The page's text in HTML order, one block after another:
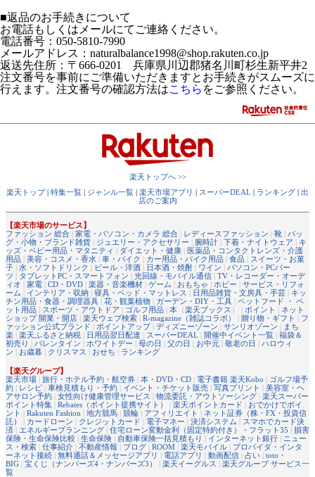
■返品のお手続きについて
お電話もしくはメールにてご連絡ください。
電話番号：050-5810-7990
メールアドレス：naturalbalance1998@shop.rakuten.co.jp
返送先住所：〒666-0201 兵庫県川辺郡猪名川町杉生新平井2
注文番号を事前にご準備いただきますとお手続きがスムーズに
行えます。注文番号の確認方法はこちら をご参照ください。
楽天トップへ >>
楽天トップ| 特集一覧 | ジャンル一覧 | 楽天市場アプリ | スーパーDEAL | ランキング | 出
店のご案内
【楽天市場のサービス】
ファッション 総合 | 家電・パソコン・カメラ 総合 | レディースファッション | 靴 | バッ
グ・小物・ブランド雑貨 | ジュエリー・アクセサリー | 腕時計 | 下着・ナイトウェア | キ
ッズ・ベビー用品・マタニティ | ダイエット・健康 | 医薬品・コンタクトレンズ・介護
用品 | 美容・コスメ・香水 | 車・バイク | カー用品・バイク用品 | 食品 | スイーツ・お菓
子 | 水・ソフトドリンク | ビール・洋酒 | 日本酒・焼酎 | ワイン | パソコン・PCパー
ツ | タブレットPC・スマートフォン | 光回線・モバイル通信 | TV・レコーダー・オーデ
ィオ | 家電 | CD・DVD | 楽器・音楽機材 | ゲーム | おもちゃ | ホビー | サービス・リフォ
ーム | インテリア・収納 | 寝具・ベッド・マットレス | 日用品雑貨・文房具・手芸 | キッ
チン用品・食器・調理器具 | 花・観葉植物 | ガーデン・DIY・工具 | ペットフード ・ ペ
ット用品 | スポーツ・アウトドア | ゴルフ用品 | 本 （楽天ブックス ） | ポイント | ネット
ショップ 開業・開店 | 楽天ウェブ検索 | R-magazine（雑誌コラボ） | 贈り物・ギフト | フ
ァッション公式ブランド | ポイントアップ| ディズニーゾーン | サンリオゾーン | まち
楽 | 楽天ふるさと納税 | 日用品翌日配達 | スーパーDEAL | 開催中イベント一覧 | 福袋＆
初売り | バレンタイン | ホワイトデー | 母の日 | 父の日 | お中元 | 敬老の日 | ハロウィ
ン | お歳暮 | クリスマス | おせち | ランキング
【楽天グループ】
楽天市場 | 旅行・ホテル予約・航空券 | 本・DVD・CD | 電子書籍 楽天Kobo | ゴルフ場予
約 | レシピ | 車検見積もり・予約 | イベント・チケット販売 | 写真プリント | 美容室・ヘ
アサロン予約 | 女性向け健康管理サービス | 物流委託・アウトソーシング | 楽天スーパー
ポイント特集 | Rebates（ポイント提携サイト） | 楽天ポイントカード | おでかけでポイ
ント | Rakuten Fashion | 地方競馬 | 競輪 | アフィリエイト | ネット証券（株・FX・投資信
託）
| カードローン | クレジットカード | 電子マネー | 決済システム | スマホでカード決
済 | エネルギープランニング | 住宅ローン変動金利（固定特約付き）・フラット35 | 損害
保険・生命保険比較 | 生命保険 | 自動車保険一括見積もり | インターネット銀行 | ニュー
ス・検索 | 仕事紹介 | 不動産情報 | ブログ | ROOM | 楽天モバイル | プロバイダ・インタ
ーネット接続 | 無料通話＆メッセージアプリ | 電話アプリ | 動画配信 | 占い | toto・
BIG | 宝くじ（ナンバーズ4・ナンバーズ3） | 楽天イーグルス | 楽天グループ サービス一
覧